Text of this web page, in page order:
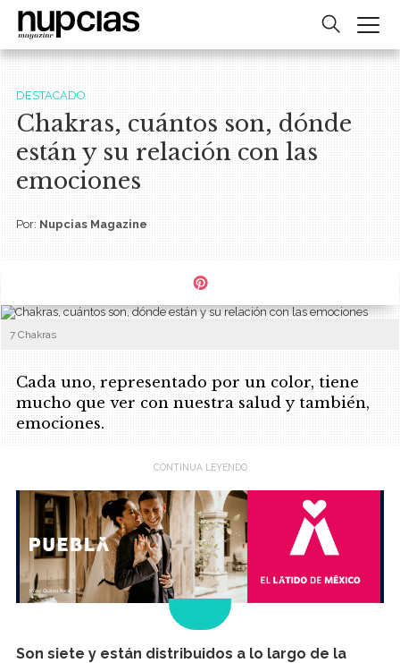
DESTACADO
Chakras, cuántos son, dónde
están y su relación con las
emociones
Por:Nupcias Magazine
7 Chakras
Cada uno, representado por un color, tiene
mucho que ver con nuestra salud y también,
emociones.
Son siete y están distribuidos a lo largo de la